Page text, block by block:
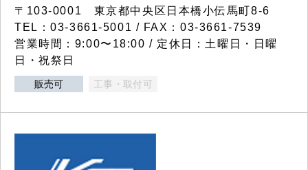
〒103-0001 東京都中央区日本橋小伝馬町8-6
TEL：03-3661-5001 / FAX：03-3661-7539
営業時間：9:00〜18:00 / 定休日：土曜日・日曜
日・祝祭日
販売可 工事・取付可